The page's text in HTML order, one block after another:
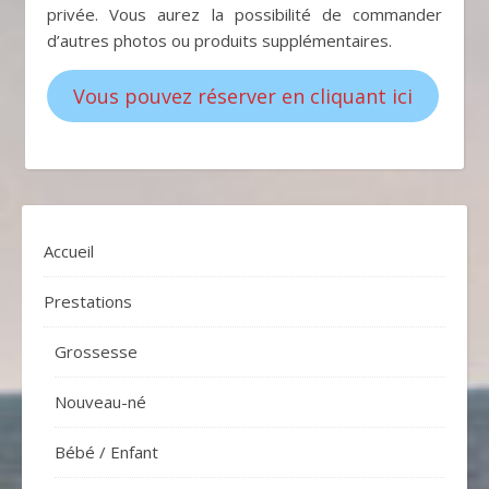
privée. Vous aurez la possibilité de commander
d’autres photos ou produits supplémentaires.
Vous pouvez réserver en cliquant ici
Accueil
Prestations
Grossesse
Nouveau-né
Bébé / Enfant